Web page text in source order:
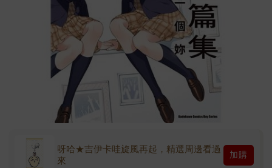
呀哈★吉伊卡哇旋風再起，精選周邊看過
來
加購